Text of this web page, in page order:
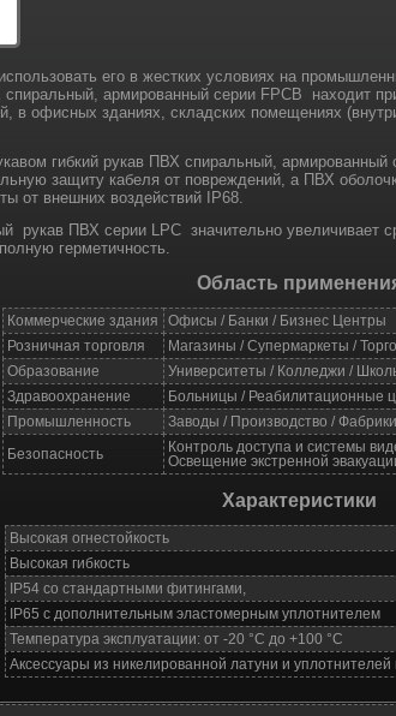
его в жестких условиях на
армированный серии FPCB находит
в офисных зданиях, складских помещениях
гибкий рукав ПВХ спиральный,
защиту кабеля от повреждений, а ПВХ
от внешних воздействий IP68.
рукав ПВХ серии LPC значительно увеличивает
герметичность.
Область
Коммерческие здания
Офисы / Банки / Бизнес Центры
Розничная торговля
Магазины / Супермаркеты /
Образование
Университеты / Колледжи /
Здравоохранение
Больницы / Реабилитационные
Промышленность
Заводы / Производство /
Безопасность
Контроль доступа и системы
Освещение экстренной
Характеристики
Высокая огнестойкость
Высокая гибкость
IP54 со стандартными фитингами,
IP65 с дополнительным эластомерным уплотнителем
Температура эксплуатации: от -20 °C до +100 °C
Аксессуары из никелированной латуни и